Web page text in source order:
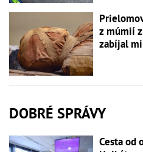
z múmií
zabíjal
DOBRÉ SPRÁVY
Cesta od